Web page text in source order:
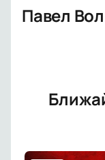
Павел